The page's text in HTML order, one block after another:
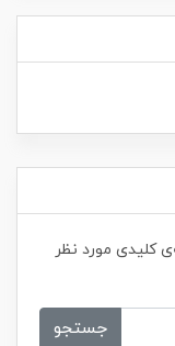
کلیدی مورد نظر
جستجو